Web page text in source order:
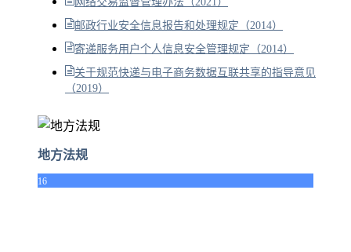
邮政行业安全信息报告和处理规定（2014）
寄递服务用户个人信息安全管理规定（2014）
关于规范快递与电子商务数据互联共享的指导意见
（2019）
地方法规
16